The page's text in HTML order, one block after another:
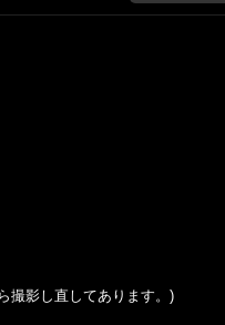
撮影し直してあります。 )